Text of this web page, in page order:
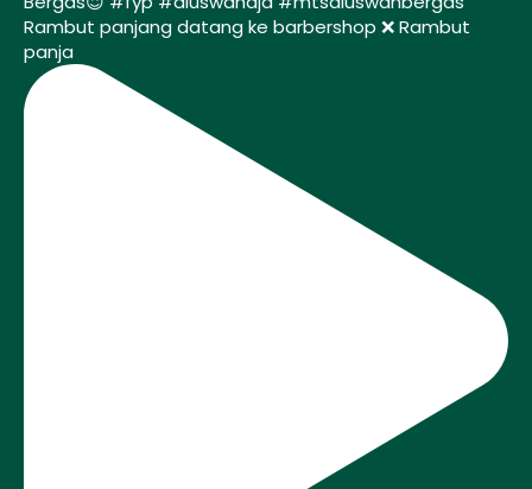
Rambut panjang datang ke barbershop ❌ Rambut
panja